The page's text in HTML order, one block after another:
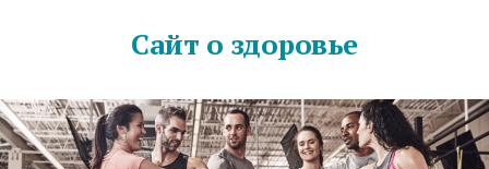
Сайт о здоровье